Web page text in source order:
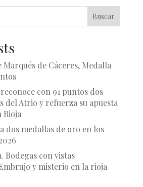
Buscar
Marqués de Cáceres, Medalla
con 91 puntos dos
del Atrio y refuerza su apuesta
Rioja
dos medallas de oro en los
Bodegas con vistas
y misterio en la rioja